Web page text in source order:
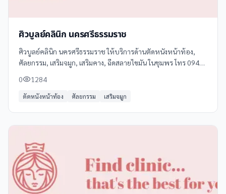
ศิวบูลย์คลินิก นครศรีธรรมราช
ศิวบูลย์คลินิก นครศรีธรรมราช ให้บริการด้านตัดหนังหน้าท้อง,
ศัลยกรรม, เสริมจมูก, เสริมคาง, ฉีดสลายไขมัน ในชุมพร โทร 094
0 1284
ตัดหนังหน้าท้อง ศัลยกรรม เสริมจมูก